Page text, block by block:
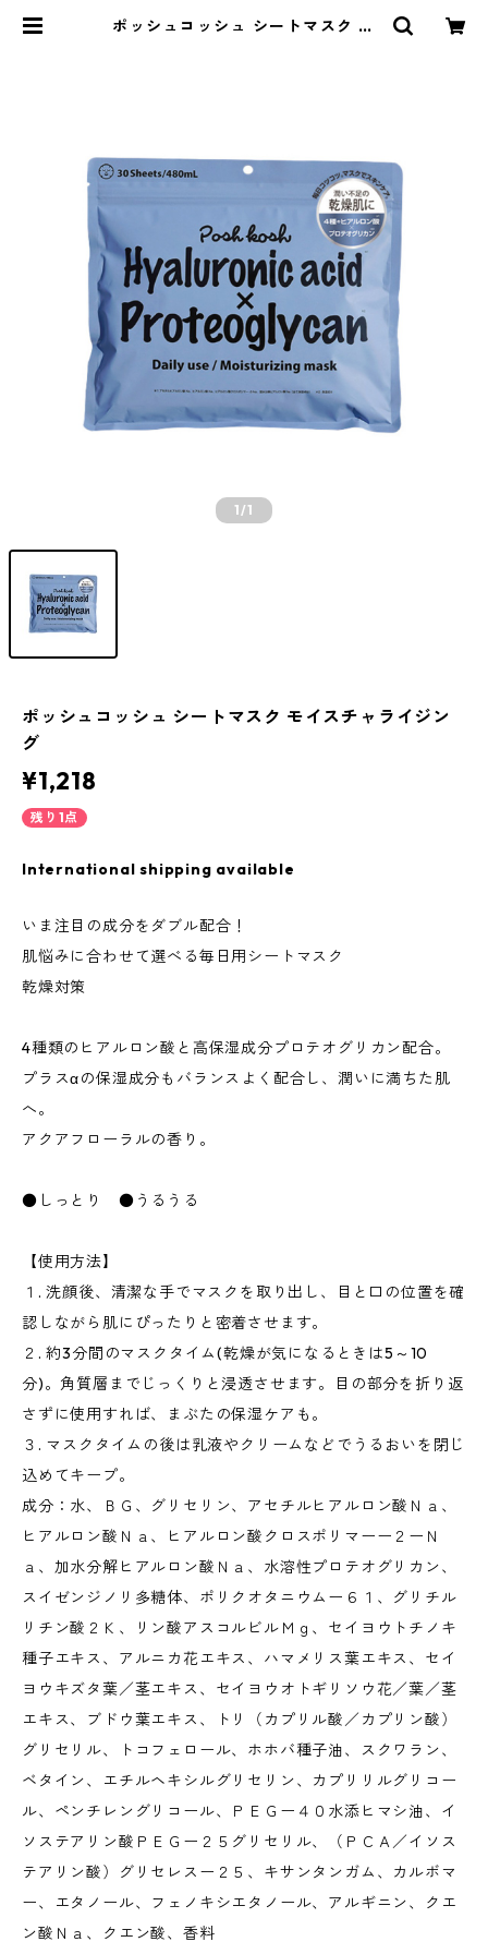
ポッシュコッシュ シートマスク モ
1/1
ポッシュコッシュ シートマスク モイスチャライジン
グ
¥1,218
残り1点
International shipping available
いま注目の成分をダブル配合！
肌悩みに合わせて選べる毎日用シートマスク
乾燥対策
4種類のヒアルロン酸と高保湿成分プロテオグリカン配合。
プラスαの保湿成分もバランスよく配合し、潤いに満ちた肌
へ。
アクアフローラルの香り。
●しっとり ●うるうる
【使用方法】
１. 洗顔後、清潔な手でマスクを取り出し、目と口の位置を確
認しながら肌にぴったりと密着させます。
２. 約3分間のマスクタイム(乾燥が気になるときは5～10
分)。角質層までじっくりと浸透させます。目の部分を折り返
さずに使用すれば、まぶたの保湿ケアも。
３. マスクタイムの後は乳液やクリームなどでうるおいを閉じ
込めてキープ。
成分：水、ＢＧ、グリセリン、アセチルヒアルロン酸Ｎａ、
ヒアルロン酸Ｎａ、ヒアルロン酸クロスポリマーー２ーＮ
ａ、加水分解ヒアルロン酸Ｎａ、水溶性プロテオグリカン、
スイゼンジノリ多糖体、ポリクオタニウムー６１、グリチル
リチン酸２Ｋ、リン酸アスコルビルＭｇ、セイヨウトチノキ
種子エキス、アルニカ花エキス、ハマメリス葉エキス、セイ
ヨウキズタ葉／茎エキス、セイヨウオトギリソウ花／葉／茎
エキス、ブドウ葉エキス、トリ（カプリル酸／カプリン酸）
グリセリル、トコフェロール、ホホバ種子油、スクワラン、
ベタイン、エチルヘキシルグリセリン、カプリリルグリコー
ル、ペンチレングリコール、ＰＥＧー４０水添ヒマシ油、イ
ソステアリン酸ＰＥＧー２５グリセリル、（ＰＣＡ／イソス
テアリン酸）グリセレスー２５、キサンタンガム、カルボマ
ー、エタノール、フェノキシエタノール、アルギニン、クエ
ン酸Ｎａ、クエン酸、香料